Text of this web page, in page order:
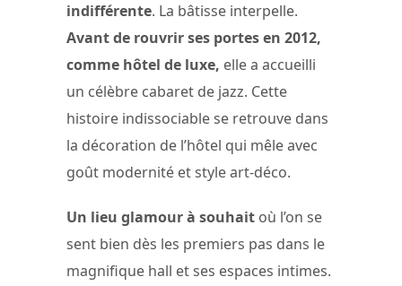
indifférente. La bâtisse interpelle.
Avant de rouvrir ses portes en 2012,
comme hôtel de luxe, elle a accueilli
un célèbre cabaret de jazz. Cette
histoire indissociable se retrouve dans
la décoration de l’hôtel qui mêle avec
goût modernité et style art-déco.
Un lieu glamour à souhait où l’on se
sent bien dès les premiers pas dans le
magnifique hall et ses espaces intimes.